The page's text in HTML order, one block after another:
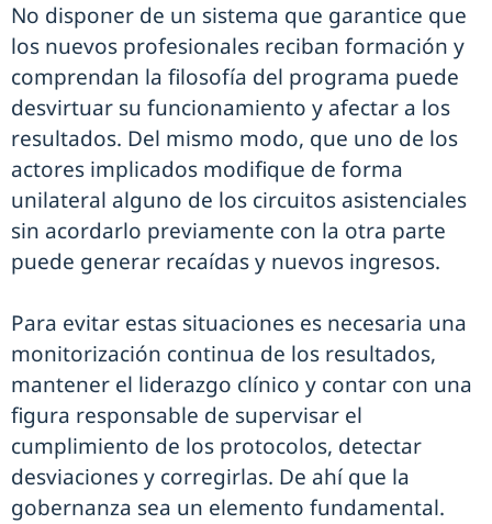
No disponer de un sistema que garantice que
los nuevos profesionales reciban formación y
comprendan la filosofía del programa puede
desvirtuar su funcionamiento y afectar a los
resultados. Del mismo modo, que uno de los
actores implicados modifique de forma
unilateral alguno de los circuitos asistenciales
sin acordarlo previamente con la otra parte
puede generar recaídas y nuevos ingresos.
Para evitar estas situaciones es necesaria una
monitorización continua de los resultados,
mantener el liderazgo clínico y contar con una
figura responsable de supervisar el
cumplimiento de los protocolos, detectar
desviaciones y corregirlas. De ahí que la
gobernanza sea un elemento fundamental.